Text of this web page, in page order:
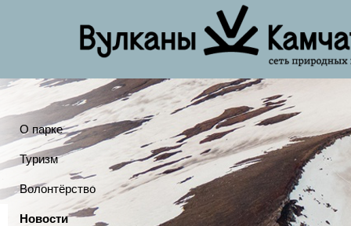
О парке
Туризм
Волонтёрство
Новости